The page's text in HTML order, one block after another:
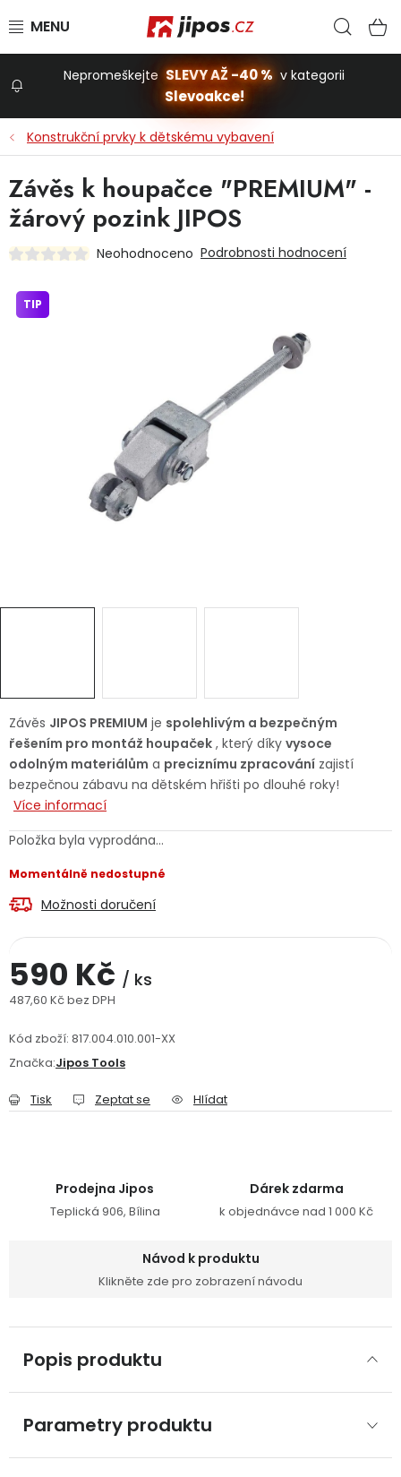
Stavba a dům
Autodoplňky
Značky
Velkoobchodní spolupráce (B2B)
Servis nářadí Hodnocení obchodu
Doprava a platba
Reklamační formulář
Obchodní podmínky Reklamační řád
Nepromeškejte SLEVY AŽ -40 % v kategorii
Slevoakce!
Konstrukční prvky k dětskému vybavení
Závěs JIPOS PREMIUM je spolehlivým a bezpečným
řešením pro montáž houpaček , který díky vysoce
odolným materiálům a preciznímu zpracování zajistí
bezpečnou zábavu na dětském hřišti po dlouhé roky!
Více informací
Položka byla vyprodána…
Momentálně nedostupné
Možnosti doručení
590 Kč / ks
487,60 Kč bez DPH
Kód zboží: 817.004.010.001-XX
Značka:Jipos Tools
Tisk Zeptat se Hlídat
Závěs k houpačce "PREMIUM" -
žárový pozink JIPOS
Neohodnoceno Podrobnosti hodnocení
TIP
Prodejna Jipos
Teplická 906, Bílina
Dárek zdarma
k objednávce nad 1 000 Kč
Návod k produktu
Klikněte zde pro zobrazení návodu
Popis produktu
Parametry produktu